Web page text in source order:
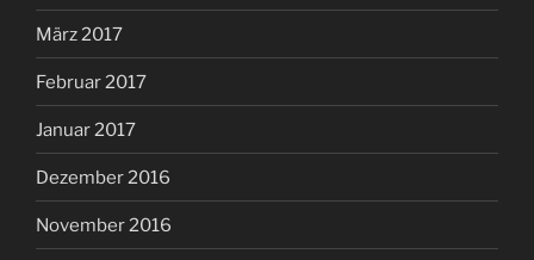
März 2017
Februar 2017
Januar 2017
Dezember 2016
November 2016